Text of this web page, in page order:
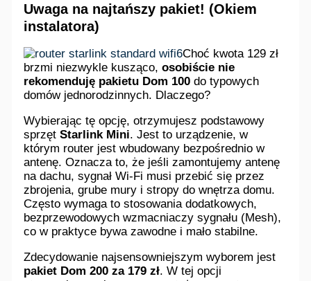
Uwaga na najtańszy pakiet! (Okiem
instalatora)
Choć kwota 129 zł
brzmi niezwykle kusząco,osobiście nie
rekomenduję pakietu Dom 100 do typowych
domów jednorodzinnych. Dlaczego?
Wybierając tę opcję, otrzymujesz podstawowy
sprzętStarlink Mini. Jest to urządzenie, w
którym router jest wbudowany bezpośrednio w
antenę. Oznacza to, że jeśli zamontujemy antenę
na dachu, sygnał Wi-Fi musi przebić się przez
zbrojenia, grube mury i stropy do wnętrza domu.
Często wymaga to stosowania dodatkowych,
bezprzewodowych wzmacniaczy sygnału (Mesh),
co w praktyce bywa zawodne i mało stabilne.
Zdecydowanie najsensowniejszym wyborem jest
pakiet Dom 200 za 179 zł. W tej opcji